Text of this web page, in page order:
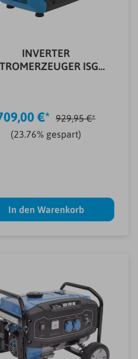
INVERTER
ISG
€* 929,95 €*
(23.76% gespart)
In den Warenkorb